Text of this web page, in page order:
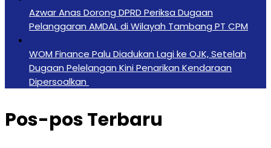
Azwar Anas Dorong DPRD Periksa Dugaan
Pelanggaran AMDAL di Wilayah Tambang PT CPM
‎WOM Finance Palu Diadukan Lagi ke OJK, Setelah
Dugaan Pelelangan Kini Penarikan Kendaraan
Dipersoalkan ‎
Pos-pos Terbaru